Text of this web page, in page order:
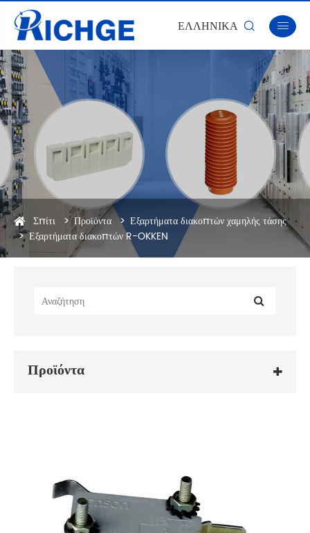
ΕΛΛΗΝΙΚΆ  
Σπίτι Προϊόντα
Εξαρτήματα διακοπτών χαμηλής τάσης
Εξαρτήματα διακοπτών R-OKKEN
Προϊόντα